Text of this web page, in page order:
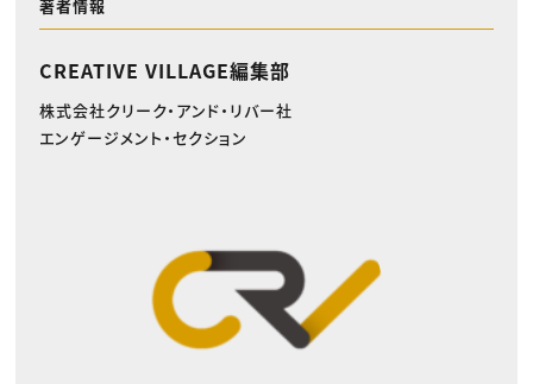
著者情報
CREATIVE VILLAGE編集部
株式会社クリーク・アンド・リバー社
エンゲージメント・セクション